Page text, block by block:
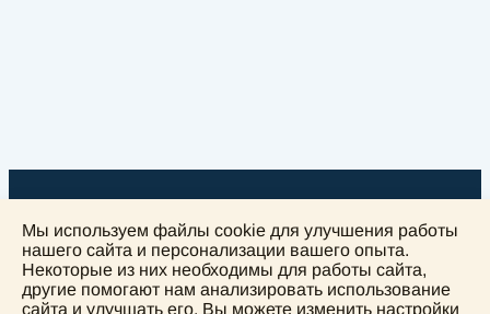
+
Мы используем файлы cookie для улучшения работы
нашего сайта и персонализации вашего опыта.
Некоторые из них необходимы для работы сайта,
другие помогают нам анализировать использование
сайта и улучшать его. Вы можете изменить настройки